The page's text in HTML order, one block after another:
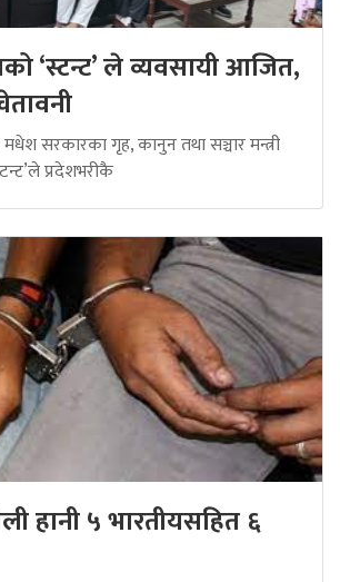
‘स्टन्ट’ ले व्यवसायी आजित,
मधेश सरकारका गृह, कानुन तथा सञ्चार मन्त्री
प्रदेशभरीकै
हानी ५ भारतीयसहित ६